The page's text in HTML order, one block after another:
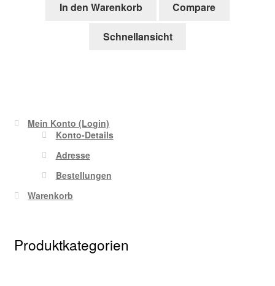
In den Warenkorb Compare
Schnellansicht
Mein Konto (Login)
Konto-Details
Adresse
Bestellungen
Warenkorb
Produktkategorien